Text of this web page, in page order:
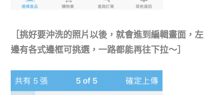
［挑好要沖洗的照片以後，就會進到編輯畫面，左
邊有各式邊框可挑選，一路都能再往下拉～］